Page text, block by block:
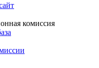
комиссия